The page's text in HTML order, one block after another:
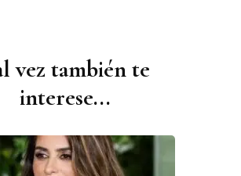
vez también te
interese...